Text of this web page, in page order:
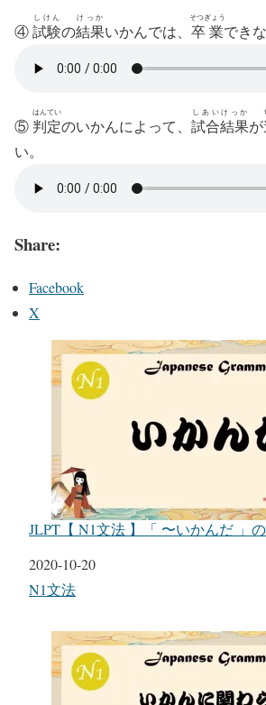
④試験
しけん
の結果
けっか
いかんでは 卒業
そつぎょう
でき
⑤ 判定
はんてい
のいかんによって 試合結果
しあいけっか
が
い。
Share:
Facebook
X
JLPT【 N1文法 】「 〜いかんだ 」
日付
2020-10-20
関連理由
N1文法